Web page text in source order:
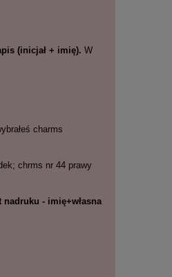
(inicjał + imię). W
charms
chrms nr 44 prawy
nadruku - imię+własna